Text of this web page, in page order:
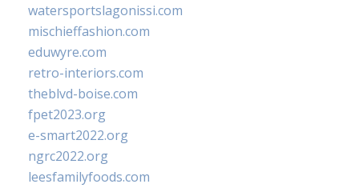
watersportslagonissi.com
mischieffashion.com
eduwyre.com
retro-interiors.com
theblvd-boise.com
fpet2023.org
e-smart2022.org
ngrc2022.org
leesfamilyfoods.com